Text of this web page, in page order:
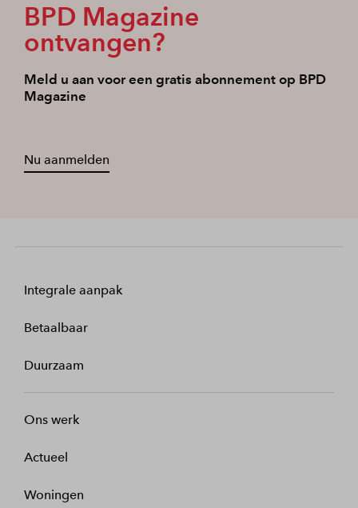
BPD Magazine
ontvangen?
Meld u aan voor een gratis abonnement op BPD
Magazine
Nu aanmelden
Integrale aanpak
Betaalbaar
Duurzaam
Ons werk
Actueel
Woningen